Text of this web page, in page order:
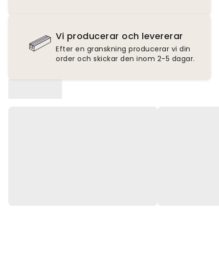
Vi producerar och levererar
Efter en granskning producerar vi din
order och skickar den inom 2-5 dagar.